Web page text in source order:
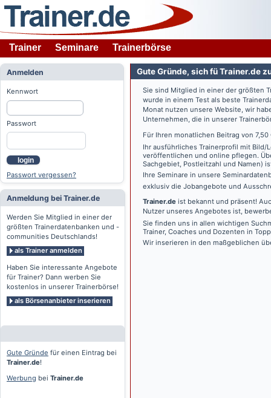
Trainer Seminare Trainerbörse
Anmelden
Kennwort
Passwort
login
Passwort vergessen?
Anmeldung bei Trainer.de
Werden Sie Mitglied in einer der
größten Trainerdatenbanken und -
communities Deutschlands!
als Trainer anmelden
Haben Sie interessante Angebote
für Trainer? Dann werben Sie
kostenlos in unserer Trainerbörse!
als Börsenanbieter inserieren
Gute Gründe für einen Eintrag bei
Trainer.de!
Werbung bei Trainer.de
Gute Gründe, sich fü Trainer.de
Sie sind Mitglied in einer der größten
wurde in einem Test als beste
Monat nutzen unsere Website, wir
Unternehmen, die in unserer
Für Ihren monatlichen Beitrag von
Ihr ausführliches Trainerprofil mit
veröffentlichen und online pflegen.
Sachgebiet, Postleitzahl und Namen)
Ihre Seminare in unsere
exklusiv die Jobangebote und
Trainer.de ist bekannt und präsent!
Nutzer unseres Angebotes ist,
Sie finden uns in allen wichtigen
Trainer, Coaches und Dozenten in
Wir inserieren in den maßgeblichen